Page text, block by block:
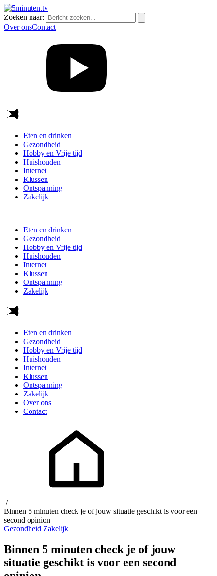
Zoeken naar:
Over onsContact
Eten en drinken
Gezondheid
Hobby en Vrije tijd
Huishouden
Internet
Klussen
Ontspanning
Zakelijk
Eten en drinken
Gezondheid
Hobby en Vrije tijd
Huishouden
Internet
Klussen
Ontspanning
Zakelijk
Eten en drinken
Gezondheid
Hobby en Vrije tijd
Huishouden
Internet
Klussen
Ontspanning
Zakelijk
Over ons
Contact
/
Binnen 5 minuten check je of jouw situatie geschikt is voor een
second opinion
Gezondheid Zakelijk
Binnen 5 minuten check je of jouw
situatie geschikt is voor een second